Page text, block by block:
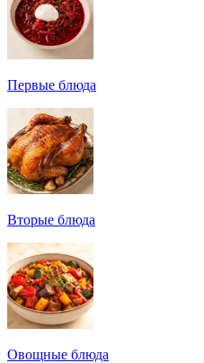
Первые блюда
Вторые блюда
Овощные блюда